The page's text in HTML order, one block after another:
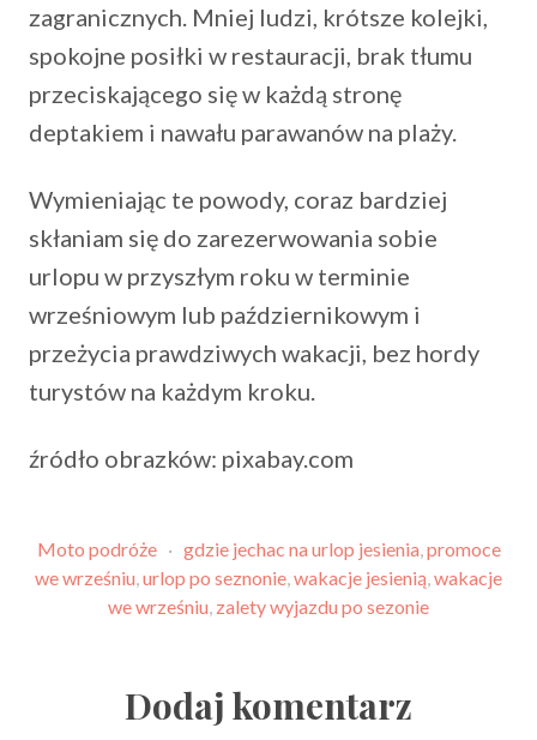
zagranicznych. Mniej ludzi, krótsze kolejki,
spokojne posiłki w restauracji, brak tłumu
przeciskającego się w każdą stronę
deptakiem i nawału parawanów na plaży.
Wymieniając te powody, coraz bardziej
skłaniam się do zarezerwowania sobie
urlopu w przyszłym roku w terminie
wrześniowym lub październikowym i
przeżycia prawdziwych wakacji, bez hordy
turystów na każdym kroku.
źródło obrazków: pixabay.com
Moto podróże · gdzie jechac na urlop jesienia,promoce
we wrześniu,urlop po seznonie,wakacje jesienią,wakacje
we wrześniu, zalety wyjazdu po sezonie
Dodaj komentarz